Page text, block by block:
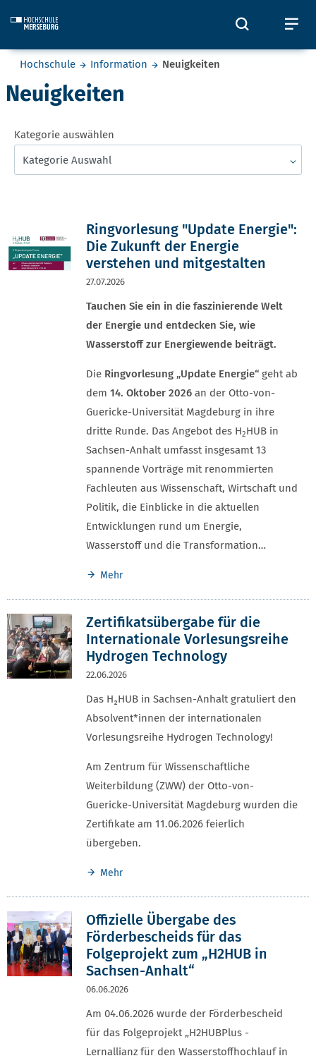
Öffnet
Sie befinden sich hier:
Hochschule Information Neuigkeiten
Neuigkeiten
Kategorie auswählen
Kategorie Auswahl
Ringvorlesung "Update Energie":
Die Zukunft der Energie
verstehen und mitgestalten
27.07.2026
Tauchen Sie ein in die faszinierende Welt
der Energie und entdecken Sie, wie
Wasserstoff zur Energiewende beiträgt.
Die Ringvorlesung „Update Energie“ geht ab
dem 14. Oktober 2026 an der Otto-von-
Guericke-Universität Magdeburg in ihre
dritte Runde. Das Angebot des H2HUB in
Sachsen-Anhalt umfasst insgesamt 13
spannende Vorträge mit renommierten
Fachleuten aus Wissenschaft, Wirtschaft und
Politik, die Einblicke in die aktuellen
Entwicklungen rund um Energie,
Wasserstoff und die Transformation…
Mehr
Zertifikatsübergabe für die
Internationale Vorlesungsreihe
Hydrogen Technology
22.06.2026
Das H₂HUB in Sachsen-Anhalt gratuliert den
Absolvent*innen der internationalen
Vorlesungsreihe Hydrogen Technology!
Am Zentrum für Wissenschaftliche
Weiterbildung (ZWW) der Otto-von-
Guericke-Universität Magdeburg wurden die
Zertifikate am 11.06.2026 feierlich
übergeben.
Mehr
Offizielle Übergabe des
Förderbescheids für das
Folgeprojekt zum „H2HUB in
Sachsen-Anhalt“
06.06.2026
Am 04.06.2026 wurde der Förderbescheid
für das Folgeprojekt „H2HUBPlus -
Lernallianz für den Wasserstoffhochlauf in